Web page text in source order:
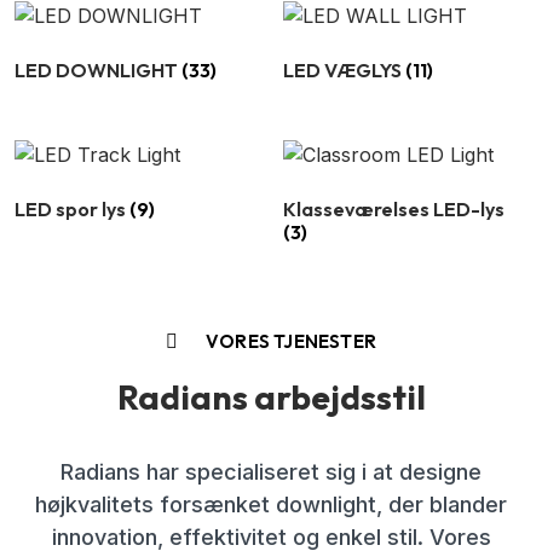
LED DOWNLIGHT (33) LED VÆGLYS (11)
LED spor lys (9)
Klasseværelses LED-lys
(3)
VORES TJENESTER
Radians arbejdsstil
Radians har specialiseret sig i at designe
højkvalitets forsænket downlight, der blander
innovation, effektivitet og enkel stil. Vores